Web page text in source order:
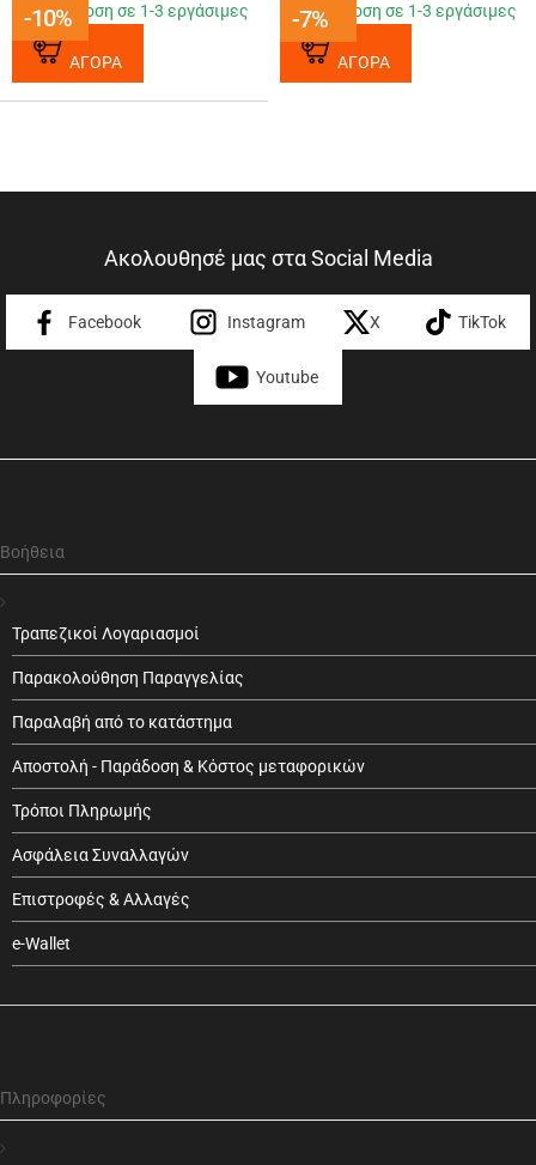
-10%
-10%
Παράδοση σε 1-3 εργάσιμες
ΑΓΟΡΑ
-7%
-7%
Παράδοση σε 1-3 εργάσιμες
ΑΓΟΡΑ
Ακολουθησέ μας στα Social Media
Facebook Instagram X TikTok
Youtube
Βοήθεια
Τραπεζικοί Λογαριασμοί
Παρακολούθηση Παραγγελίας
Παραλαβή από το κατάστημα
Αποστολή - Παράδοση & Κόστος μεταφορικών
Τρόποι Πληρωμής
Ασφάλεια Συναλλαγών
Επιστροφές & Αλλαγές
e-Wallet
Πληροφορίες